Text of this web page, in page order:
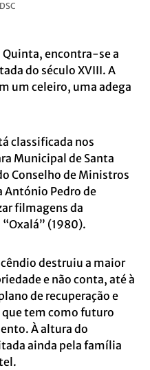
Quinta, encontra-se a
do século XVIII. A
um celeiro, uma adega
classificada nos
Municipal de Santa
Conselho de Ministros
António Pedro de
filmagens da
(1980).
destruiu a maior
e não conta, até à
de recuperação e
tem como futuro
À altura do
ainda pela família